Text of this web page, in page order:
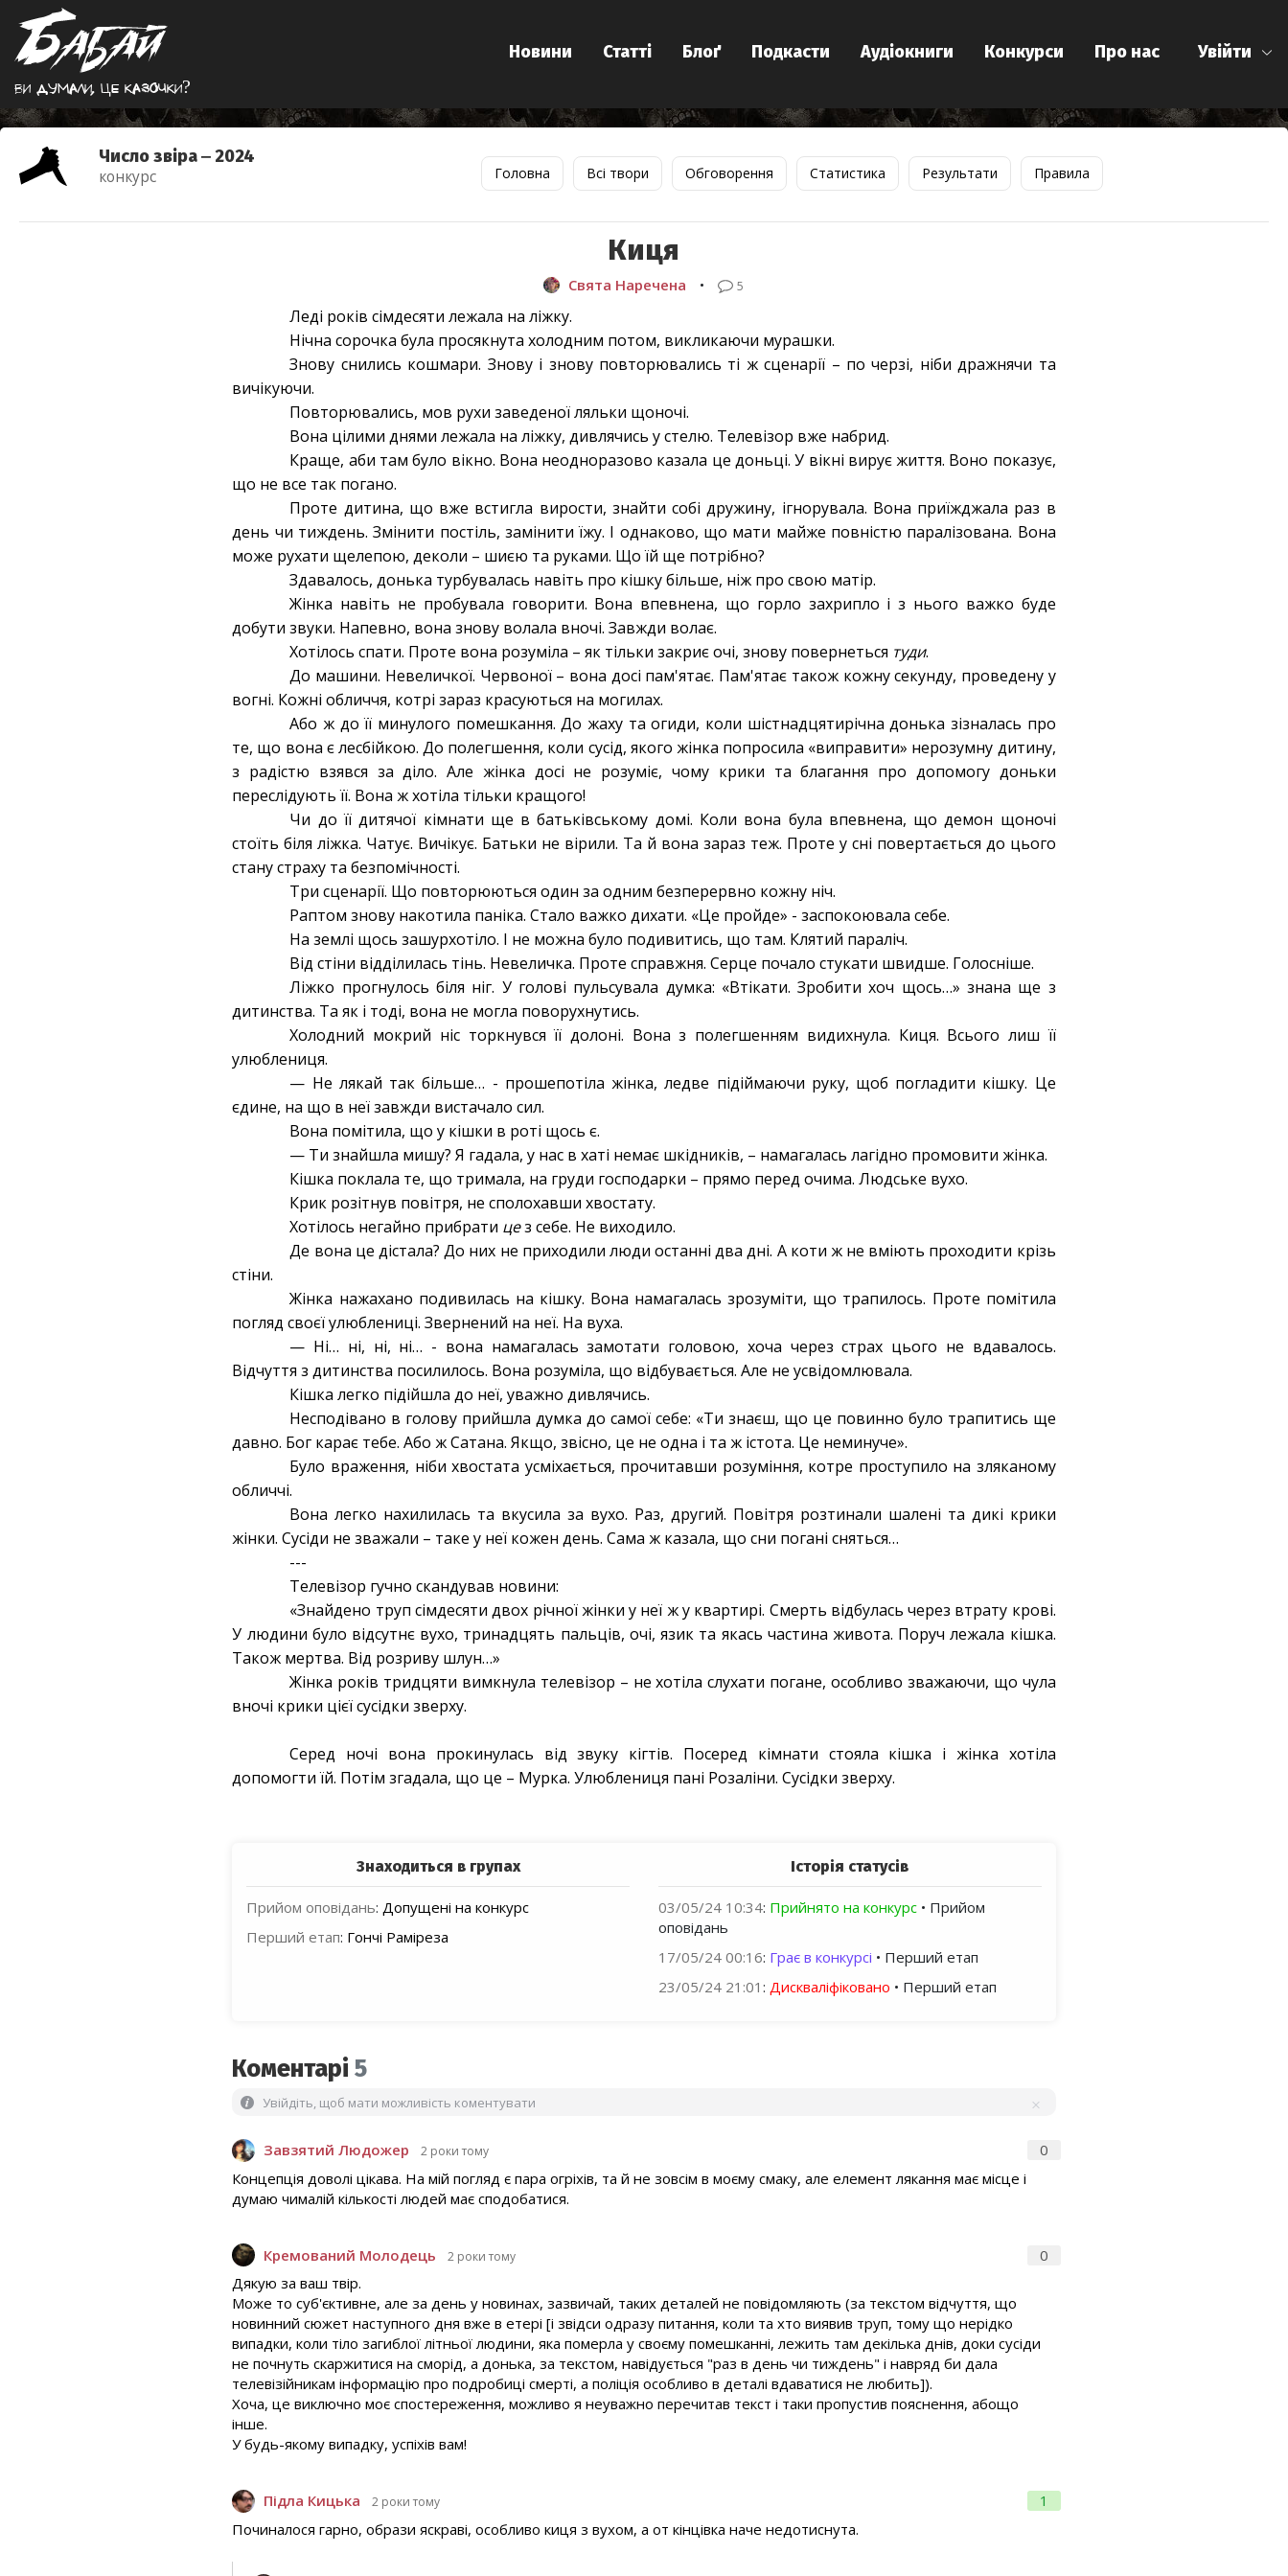
Ви думали, це казочки?
Увійти
Новини Статті Блоґ Подкасти Аудіокниги Конкурси Про нас
Число звіра ‒ 2024
конкурс Головна Всі твори Обговорення Статистика Результати Правила
Киця
Свята Наречена • 5
Леді років сімдесяти лежала на ліжку.
Нічна сорочка була просякнута холодним потом, викликаючи мурашки.
Знову снились кошмари. Знову і знову повторювались ті ж сценарії – по черзі, ніби дражнячи та
вичікуючи.
Повторювались, мов рухи заведеної ляльки щоночі.
Вона цілими днями лежала на ліжку, дивлячись у стелю. Телевізор вже набрид.
Краще, аби там було вікно. Вона неодноразово казала це доньці. У вікні вирує життя. Воно показує,
що не все так погано.
Проте дитина, що вже встигла вирости, знайти собі дружину, ігнорувала. Вона приїжджала раз в
день чи тиждень. Змінити постіль, замінити їжу. І однаково, що мати майже повністю паралізована. Вона
може рухати щелепою, деколи – шиєю та руками. Що їй ще потрібно?
Здавалось, донька турбувалась навіть про кішку більше, ніж про свою матір.
Жінка навіть не пробувала говорити. Вона впевнена, що горло захрипло і з нього важко буде
добути звуки. Напевно, вона знову волала вночі. Завжди волає.
Хотілось спати. Проте вона розуміла – як тільки закриє очі, знову повернеться туди.
До машини. Невеличкої. Червоної – вона досі пам'ятає. Пам'ятає також кожну секунду, проведену у
вогні. Кожні обличчя, котрі зараз красуються на могилах.
Або ж до її минулого помешкання. До жаху та огиди, коли шістнадцятирічна донька зізналась про
те, що вона є лесбійкою. До полегшення, коли сусід, якого жінка попросила «виправити» нерозумну дитину,
з радістю взявся за діло. Але жінка досі не розуміє, чому крики та благання про допомогу доньки
переслідують її. Вона ж хотіла тільки кращого!
Чи до її дитячої кімнати ще в батьківському домі. Коли вона була впевнена, що демон щоночі
стоїть біля ліжка. Чатує. Вичікує. Батьки не вірили. Та й вона зараз теж. Проте у сні повертається до цього
стану страху та безпомічності.
Три сценарії. Що повторюються один за одним безперервно кожну ніч.
Раптом знову накотила паніка. Стало важко дихати. «Це пройде» - заспокоювала себе.
На землі щось зашурхотіло. І не можна було подивитись, що там. Клятий параліч.
Від стіни відділилась тінь. Невеличка. Проте справжня. Серце почало стукати швидше. Голосніше.
Ліжко прогнулось біля ніг. У голові пульсувала думка: «Втікати. Зробити хоч щось…» знана ще з
дитинства. Та як і тоді, вона не могла поворухнутись.
Холодний мокрий ніс торкнувся її долоні. Вона з полегшенням видихнула. Киця. Всього лиш її
улюблениця.
— Не лякай так більше… - прошепотіла жінка, ледве підіймаючи руку, щоб погладити кішку. Це
єдине, на що в неї завжди вистачало сил.
Вона помітила, що у кішки в роті щось є.
— Ти знайшла мишу? Я гадала, у нас в хаті немає шкідників, – намагалась лагідно промовити жінка.
Кішка поклала те, що тримала, на груди господарки – прямо перед очима. Людське вухо.
Крик розітнув повітря, не сполохавши хвостату.
Хотілось негайно прибрати цез себе. Не виходило.
Де вона це дістала? До них не приходили люди останні два дні. А коти ж не вміють проходити крізь
стіни.
Жінка нажахано подивилась на кішку. Вона намагалась зрозуміти, що трапилось. Проте помітила
погляд своєї улюблениці. Звернений на неї. На вуха.
— Ні… ні, ні, ні… - вона намагалась замотати головою, хоча через страх цього не вдавалось.
Відчуття з дитинства посилилось. Вона розуміла, що відбувається. Але не усвідомлювала.
Кішка легко підійшла до неї, уважно дивлячись.
Несподівано в голову прийшла думка до самої себе: «Ти знаєш, що це повинно було трапитись ще
давно. Бог карає тебе. Або ж Сатана. Якщо, звісно, це не одна і та ж істота. Це неминуче».
Було враження, ніби хвостата усміхається, прочитавши розуміння, котре проступило на зляканому
обличчі.
Вона легко нахилилась та вкусила за вухо. Раз, другий. Повітря розтинали шалені та дикі крики
жінки. Сусіди не зважали – таке у неї кожен день. Сама ж казала, що сни погані сняться…
---
Телевізор гучно скандував новини:
«Знайдено труп сімдесяти двох річної жінки у неї ж у квартирі. Смерть відбулась через втрату крові.
У людини було відсутнє вухо, тринадцять пальців, очі, язик та якась частина живота. Поруч лежала кішка.
Також мертва. Від розриву шлун…»
Жінка років тридцяти вимкнула телевізор – не хотіла слухати погане, особливо зважаючи, що чула
вночі крики цієї сусідки зверху.
Серед ночі вона прокинулась від звуку кігтів. Посеред кімнати стояла кішка і жінка хотіла
допомогти їй. Потім згадала, що це – Мурка. Улюблениця пані Розаліни. Сусідки зверху.
Знаходиться в групах
Прийом оповідань:Допущені на конкурс
Перший етап: Гончі Раміреза
Історія статусів
03/05/24 10:34: Прийнято на конкурс• Прийом
оповідань
17/05/24 00:16: Грає в конкурсі • Перший етап
23/05/24 21:01 : Дискваліфіковано • Перший етап
Коментарі5
Увійдіть, щоб мати можливість коментувати
Завзятий Людожер 2 роки тому
0
Концепція доволі цікава. На мій погляд є пара огріхів, та й не зовсім в моєму смаку, але елемент лякання має місце і
думаю чималій кількості людей має сподобатися.
Кремований Молодець 2 роки тому
0
Дякую за ваш твір.
Може то суб'єктивне, але за день у новинах, зазвичай, таких деталей не повідомляють (за текстом відчуття, що
новинний сюжет наступного дня вже в етері [і звідси одразу питання, коли та хто виявив труп, тому що нерідко
випадки, коли тіло загиблої літньої людини, яка померла у своєму помешканні, лежить там декілька днів, доки сусіди
не почнуть скаржитися на сморід, а донька, за текстом, навідується "раз в день чи тиждень" і навряд би дала
телевізійникам інформацію про подробиці смерті, а поліція особливо в деталі вдаватися не любить]).
Хоча, це виключно моє спостереження, можливо я неуважно перечитав текст і таки пропустив пояснення, абощо
інше.
У будь-якому випадку, успіхів вам!
Підла Кицька 2 роки тому
1
Починалося гарно, образи яскраві, особливо киця з вухом, а от кінцівка наче недотиснута.